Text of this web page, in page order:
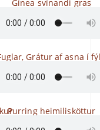
Gínea svínandi gras
Grátur af asna í
Purring heimilisköttur